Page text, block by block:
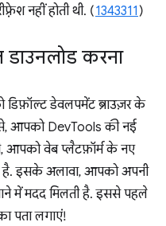
नहीं होती थी. (1343311 )
करना
डिफ़ॉल्ट डेवलपमेंट ब्राउज़र के
से, आपको DevTools की नई
आपको वेब प्लैटफ़ॉर्म के नए
है. इसके अलावा, आपको अपनी
में मदद मिलती है. इससे पहले
पता लगाएं!